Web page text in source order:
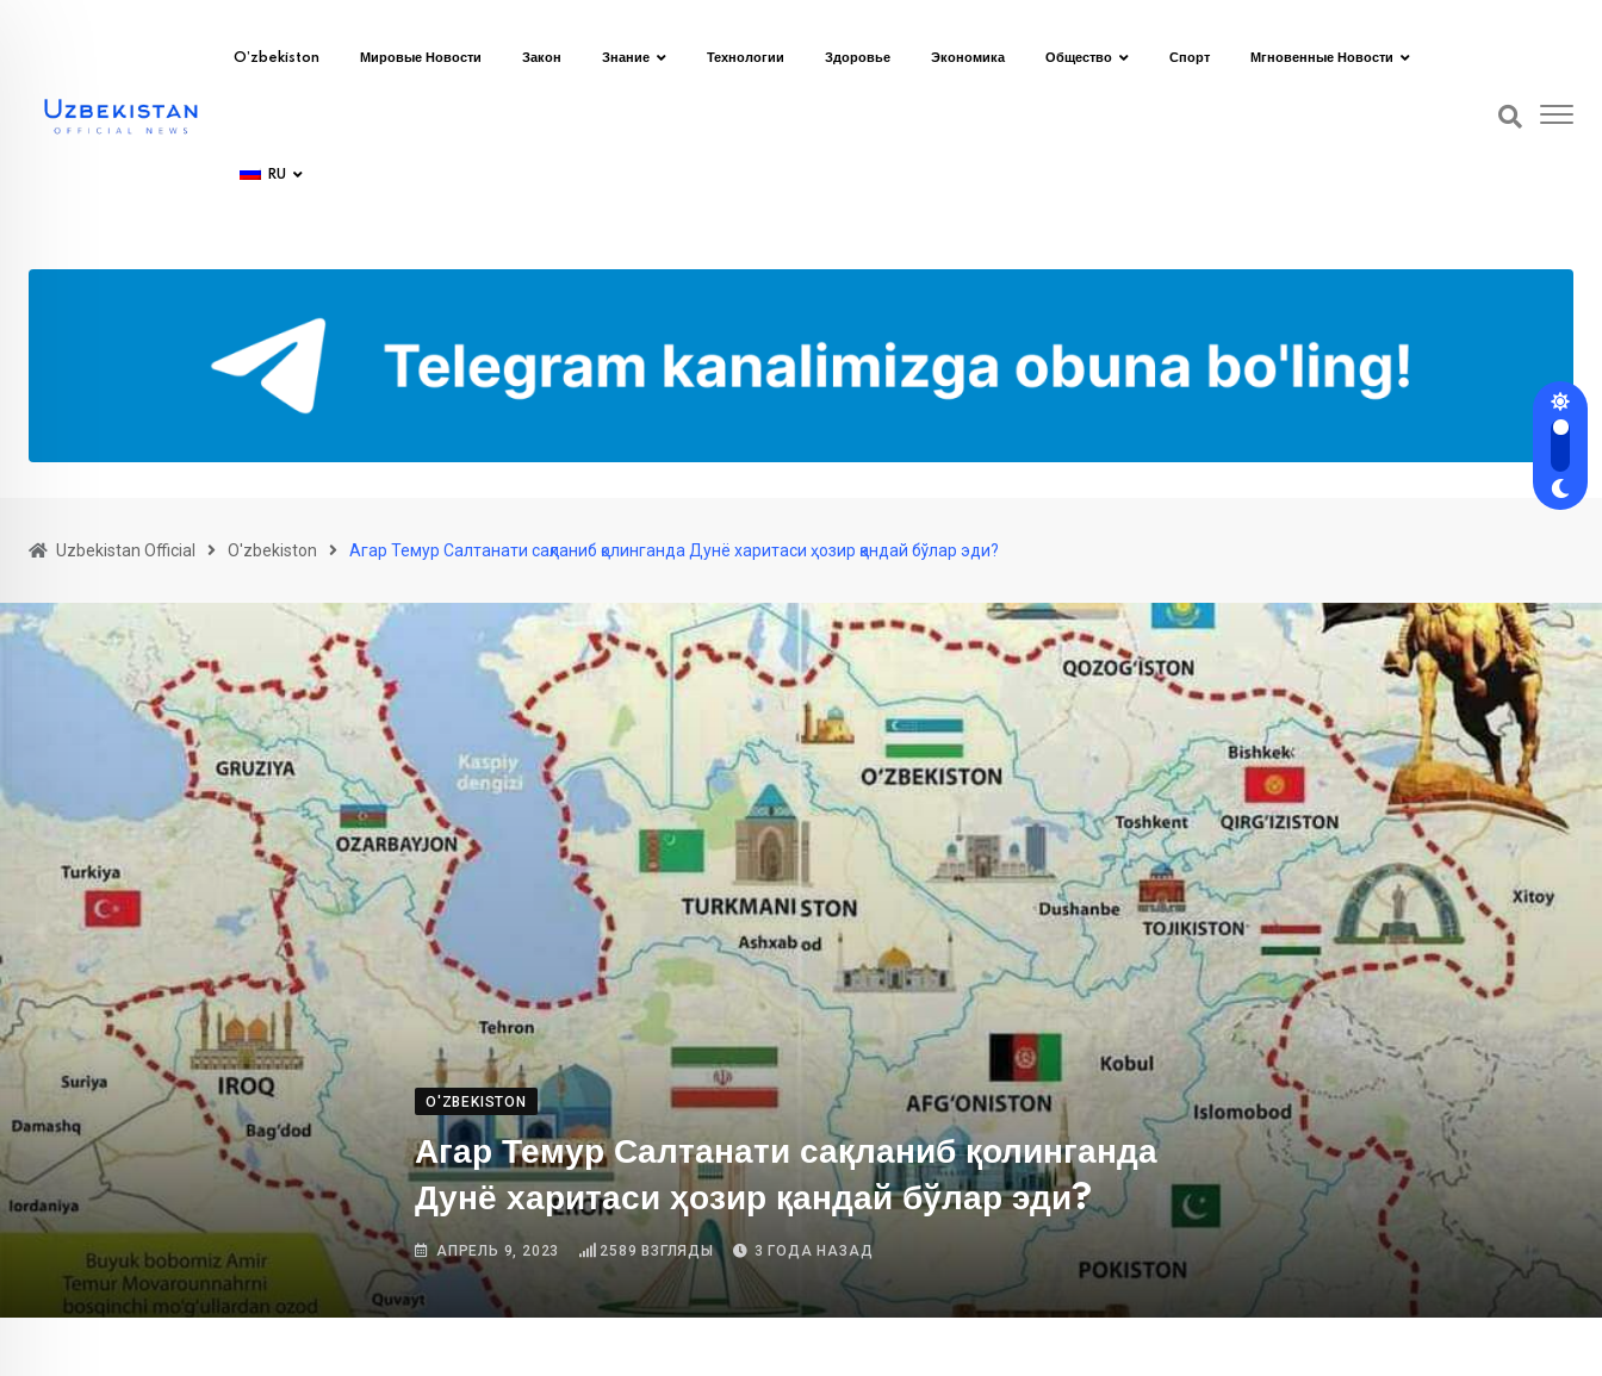
O’zbekiston Мировые Новости Закон Знание Технологии Здоровье Экономика Общество Спорт Мгновенные Новости
RU
Uzbekistan Official O'zbekiston Агар Темур Салтанати сақланиб қолинганда Дунё харитаси ҳозир қандай бўлар эди?
O'ZBEKISTON
Агар Темур Салтанати сақланиб қолинганда
Дунё харитаси ҳозир қандай бўлар эди?
АПРЕЛЬ 9, 2023 2589 ВЗГЛЯДЫ 3 ГОДА НАЗАД